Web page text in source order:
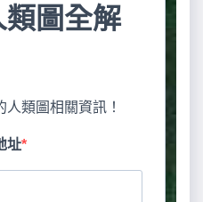
圖全解
類圖相關資訊！
址